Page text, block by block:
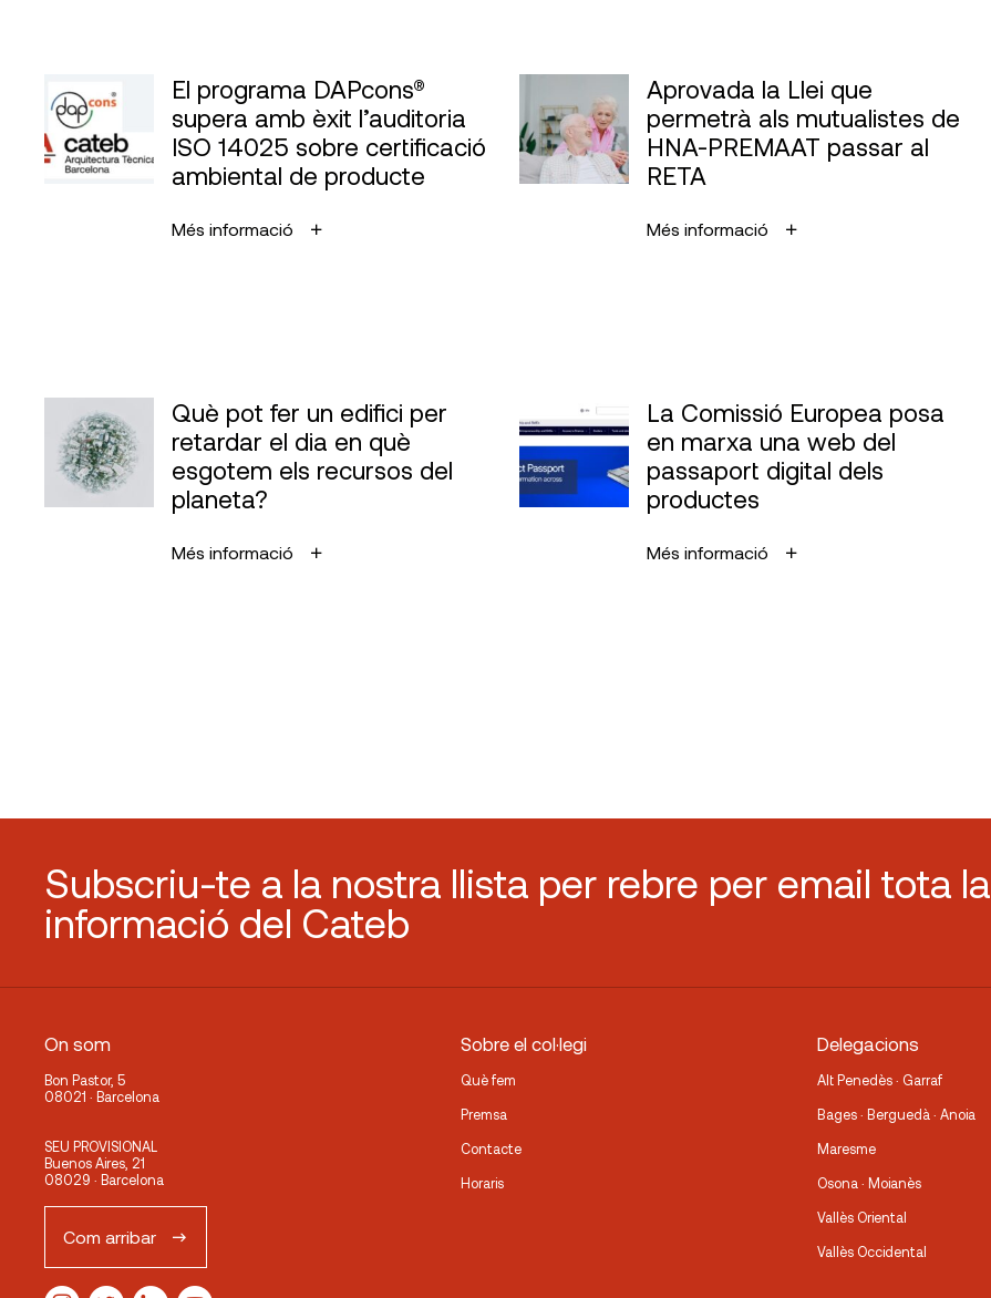
El programa DAPcons®
supera amb èxit l’auditoria
ISO 14025 sobre certificació
ambiental de producte
Més informació
Aprovada la Llei que
permetrà als mutualistes de
HNA-PREMAAT passar al
RETA
Més informació
Què pot fer un edifici per
retardar el dia en què
esgotem els recursos del
planeta?
Més informació
La Comissió Europea posa
en marxa una web del
passaport digital dels
productes
Més informació
Subscriu-te a la nostra llista per rebre per email tota la
informació del Cateb
On som
Bon Pastor, 5
08021 · Barcelona
SEU PROVISIONAL
Buenos Aires, 21
08029 · Barcelona
Com arribar
Sobre el col·legi
Què fem
Premsa
Contacte
Horaris
Delegacions
Alt Penedès · Garraf
Bages · Berguedà · Anoia
Maresme
Osona · Moianès
Vallès Oriental
Vallès Occidental